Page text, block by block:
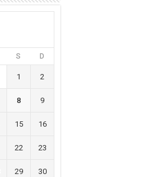
S D
1 2
8 9
15 16
22 23
29 30